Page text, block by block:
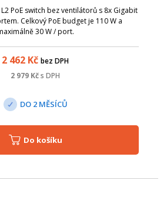
L2 PoE switch bez ventilátorů s 8x Gigabit
Celkový PoE budget je 110 W a
30 W / port.
2 462 Kč bez DPH
2 979 Kčs DPH
DO 2 MĚSÍCŮ
Do košíku